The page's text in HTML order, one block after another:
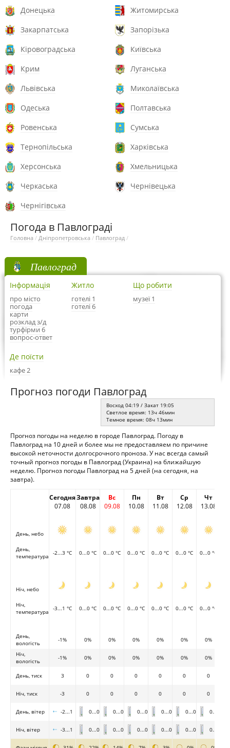
Донецька
Житомирська
Закарпатська
Запорізька
Кіровоградська
Київська
Крим
Луганська
Львівська
Миколаївська
Одеська
Полтавська
Ровенська
Сумська
Тернопільська
Харківська
Херсонська
Хмельницька
Черкаська
Чернівецька
Чернігівська
Погода в Павлограді
Головна / Дніпропетровська / Павлоград /
Павлоград
Інформація
про місто
погода
карти
розклад з/д
турфірми 6
вопрос-ответ
Житло
готелі 1
готелі 6
Що робити
музеї 1
Де поїсти
кафе 2
Прогноз погоди Павлоград
Восход 04:19 / Закат 19:05
Светлое время: 13ч 46мин
Темное время: 08ч 13мин
Прогноз погоды на неделю в городе Павлоград. Погоду в
Павлоград на 10 дней и более мы не предоставляем по причине
высокой неточности долгосрочного проноза. У нас всегда самый
точный прогноз погоды в Павлоград (Украина) на ближайшую
неделю. Прогноз погоды Павлоград на 5 дней (на сегодня, на
завтра).
Сегодня
07.08
Завтра
08.08
Вс
09.08
Пн
10.08
Вт
11.08
Ср
12.08
Чт
13.08
День, небо
День,
температура
-2...3 °C 0...0 °C 0...0 °C 0...0 °C 0...0 °C 0...0 °C 0...0 °C
Ніч, небо
Ніч,
температура
-3...1 °C 0...0 °C 0...0 °C 0...0 °C 0...0 °C 0...0 °C 0...0 °C
День,
вологість
-1% 0% 0% 0% 0% 0%
0%
Ніч,
вологість
-1% 0% 0% 0% 0% 0% 0%
День, тиск 3 0 0 0 0 0 0
Ніч, тиск -3 0 0 0 0 0 0
День, вітер -2...1 0...0 0...0 0...0 0...0 0...0 0...0
Ніч, вітер -3...1 0...0 0...0 0...0 0...0 0...0 0...0